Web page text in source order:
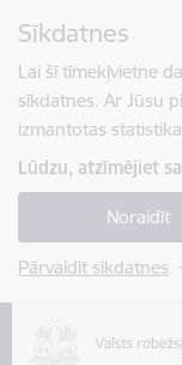
Sīkdatnes
Lai šī tīmekļvietne
sīkdatnes. Ar Jūsu
izmantotas
Lūdzu, atzīmējiet
Noraidīt
Pārvaldīt sīkdatnes